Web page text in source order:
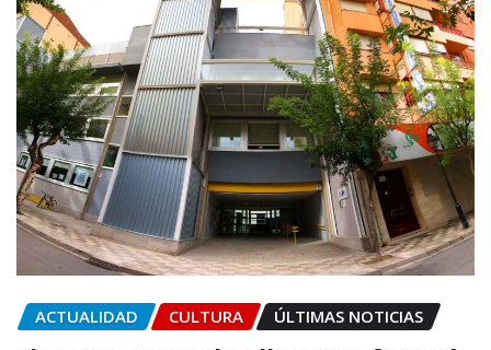
ACTUALIDAD CULTURA ÚLTIMAS NOTICIAS